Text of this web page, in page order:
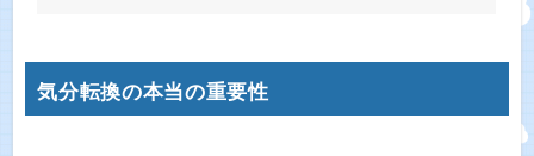
気分転換の本当の重要性